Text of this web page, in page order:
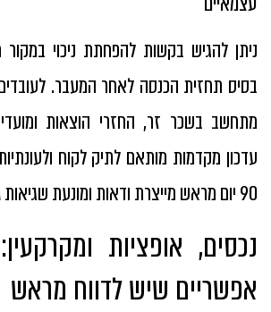
ניתן להגיש בקשות להפחתת ניכוי
בסיס תחזית הכנסה לאחר המעבר.
מתחשב בשכר זר, החזרי הוצאות
90 יום מראש מייצרת ודאות ומונעת שגיאות גבייה.
נכסים, אופציות
אפשריים שיש לדווח מראש